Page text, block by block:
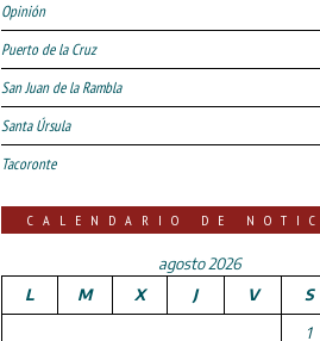
Opinión
Puerto de la Cruz
San Juan de la Rambla
Santa Úrsula
Tacoronte
CALENDARIO DE
agosto 2026
L
M X J V S
1